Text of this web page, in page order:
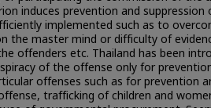
induces prevention and suppression
implemented such as to
the master mind or difficulty of
offenders etc. Thailand has been
of the offense only for
offenses such as for prevention
trafficking of children and